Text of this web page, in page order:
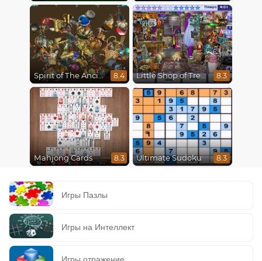
Spirit of The Ancient Forest 8.4 Little Shop of Treasures 8.3
Mahjong Cards 8.3 Ultimate Sudoku 8.3
Игры Пазлы
Игры на Интеллект